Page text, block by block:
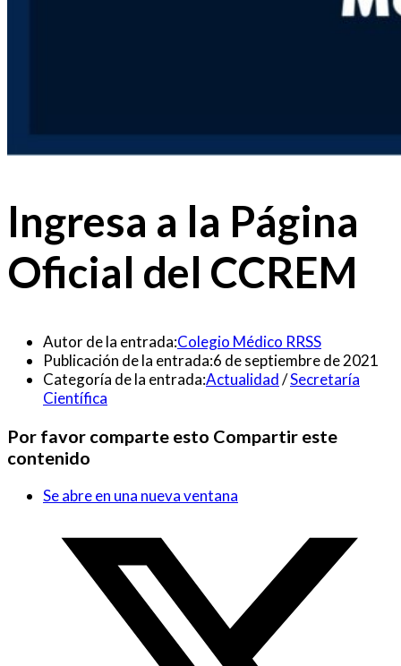
Ingresa a la Página
Oficial del CCREM
Autor de la entrada:Colegio Médico RRSS
Publicación de la entrada:6 de septiembre de 2021
Categoría de la entrada:Actualidad/Secretaría
Científica
Por favor comparte esto Compartir este
contenido
Se abre en una nueva ventana